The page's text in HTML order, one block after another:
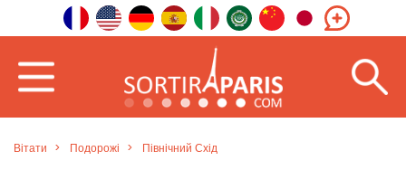
Вітати Подорожі Північний Схід